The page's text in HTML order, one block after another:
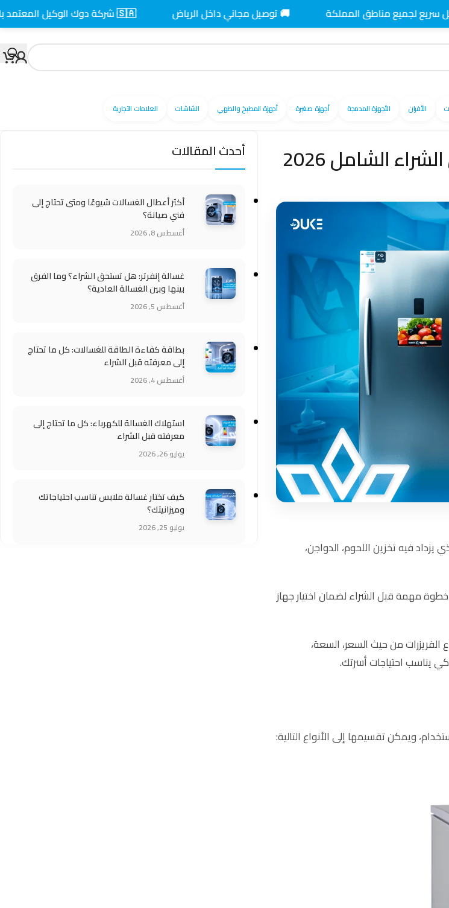
الأفران الأجهزة المدمجة أجهزة صغيرة أجهزة المطبخ والطهي الشاشات العلامات التجارية
الشامل 2026
فيه تخزين اللحوم، الدواجن،
مهمة قبل الشراء لضمان اختيار جهاز
من حيث السعر، السعة،
يناسب احتياجات أسرتك.
ويمكن تقسيمها إلى الأنواع التالية:
أحدث المقالات
أكثر أعطال الغسالات شيوعًا ومتى تحتاج إلى
فني صيانة؟
أغسطس 8, 2026
غسالة إنفرتر: هل تستحق الشراء؟ وما الفرق
بينها وبين الغسالة العادية؟
أغسطس 5, 2026
بطاقة كفاءة الطاقة للغسالات: كل ما تحتاج
إلى معرفته قبل الشراء
أغسطس 4, 2026
استهلاك الغسالة للكهرباء: كل ما تحتاج إلى
معرفته قبل الشراء
يوليو 26, 2026
كيف تختار غسالة ملابس تناسب احتياجاتك
وميزانيتك؟
يوليو 25, 2026
مناطق المملكة 🚚 توصيل مجاني داخل الرياض 🇸🇦 شركة دوك الوكيل المعتمد بالسعودية